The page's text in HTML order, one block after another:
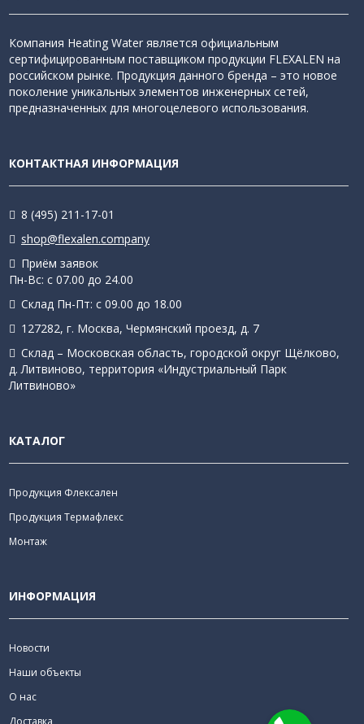
Компания Heating Water является официальным
сертифицированным поставщиком продукции FLEXALEN на
российском рынке. Продукция данного бренда – это новое
поколение уникальных элементов инженерных сетей,
предназначенных для многоцелевого использования.
КОНТАКТНАЯ ИНФОРМАЦИЯ
8 (495) 211-17-01
shop@flexalen.company
Приём заявок
Пн-Вс: с 07.00 до 24.00
Склад Пн-Пт: с 09.00 до 18.00
127282, г. Москва, Чермянский проезд, д. 7
Склад – Московская область, городской округ Щёлково,
д. Литвиново, территория «Индустриальный Парк
Литвиново»
КАТАЛОГ
Продукция Флексален
Продукция Термафлекс
Монтаж
ИНФОРМАЦИЯ
Новости
Наши объекты
О нас
Доставка